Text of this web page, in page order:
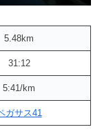
5.48km
31:12
5:41/km
ガサス41